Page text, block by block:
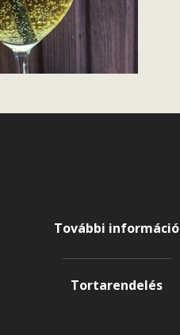
További információ
Tortarendelés